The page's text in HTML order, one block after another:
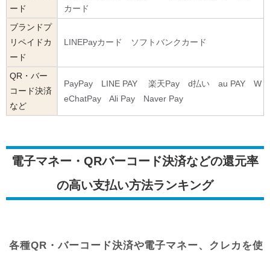
ード
カード
ブランドプ
リペイドカ
ード
LINEPayカード ソフトバンクカード
QR・バー
コード決済
など
PayPay LINE PAY 楽天Pay d払い au PAY W
eChatPay Ali Pay Naver Pay
電子マネー・QRバーコード決済などの還元率
の高い支払い方法ランキング
各種QR・バーコード決済や電子マネー、クレカを使